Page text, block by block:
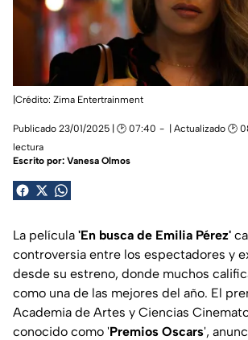
|Crédito: Zima Entertrainment
Publicado 23/01/2025 | 🕑 07:40 | Actualizado 🕑
lectura
Escrito por: Vanesa Olmos
La película 'En busca de Emilia Pérez'
controversia entre los espectadores y
desde su estreno, donde muchos
como una de las mejores del año. El
Academia de Artes y Ciencias
conocido como 'Premios Oscars',